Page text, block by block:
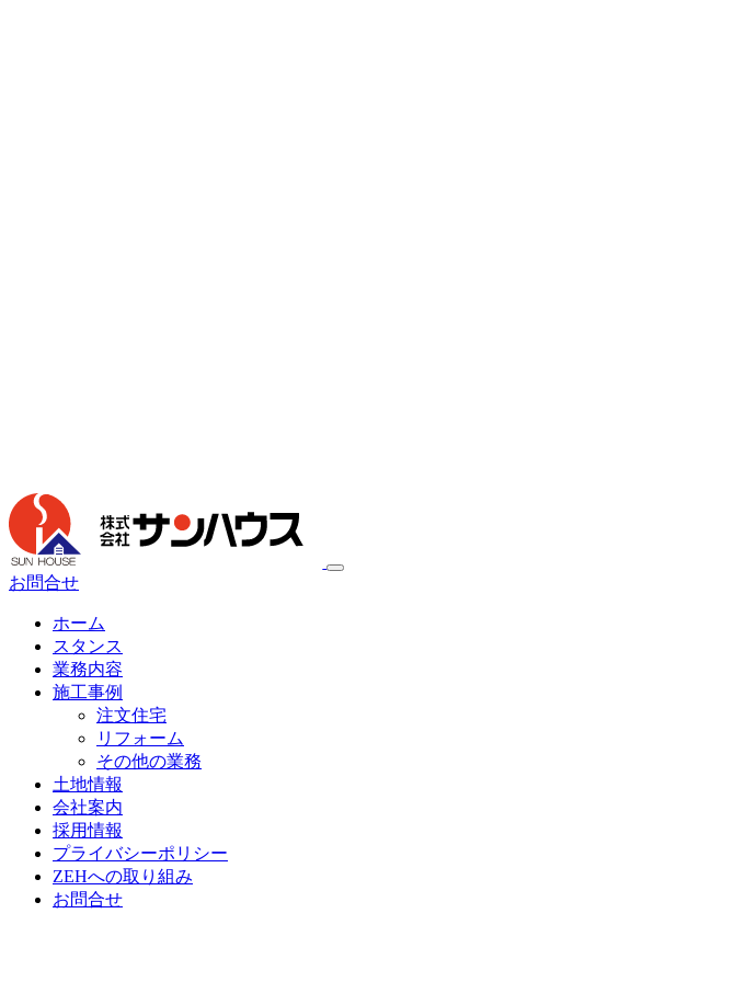
お問合せ
ホーム
スタンス
業務内容
施工事例
注文住宅
リフォーム
その他の業務
土地情報
会社案内
採用情報
プライバシーポリシー
ZEHへの取り組み
お問合せ